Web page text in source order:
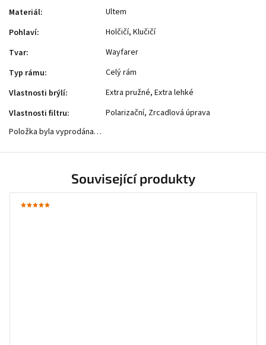
Materiál:
Ultem
Pohlaví:
Holčičí, Klučičí
Tvar:
Wayfarer
Typ rámu:
Celý rám
Vlastnosti brýlí:
Extra pružné, Extra lehké
Vlastnosti filtru:
Polarizační, Zrcadlová úprava
Položka byla vyprodána…
Související produkty